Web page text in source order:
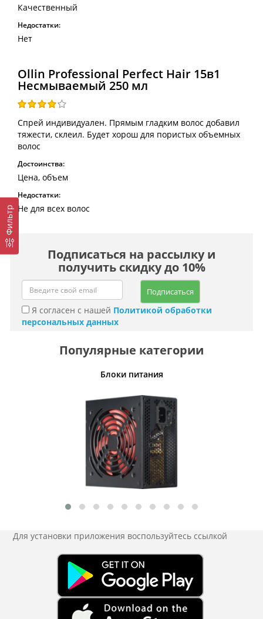
Фильтр
Качественный
Недостатки:
Нет
Ollin Professional Perfect Hair 15в1
Несмываемый 250 мл
Спрей индивидуален. Прямым гладким волос добавил
тяжести, склеил. Будет хорош для пористых объемных
волос
Достоинства:
Цена, объем
Недостатки:
Не для всех волос
Подписаться на рассылку и
получить скидку до 10%
Подписаться
Я согласен с нашей Политикой обработки
персональных данных
Популярные категории
Блоки питания
Для установки приложения воспользуйтесь ссылкой